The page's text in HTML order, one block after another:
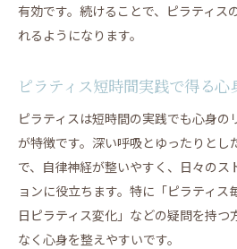
有効です。続けることで、ピラティス
れるようになります。
ピラティス短時間実践で得る心
ピラティスは短時間の実践でも心身の
が特徴です。深い呼吸とゆったりとし
で、自律神経が整いやすく、日々のス
ョンに役立ちます。特に「ピラティス
日ピラティス変化」などの疑問を持つ
なく心身を整えやすいです。